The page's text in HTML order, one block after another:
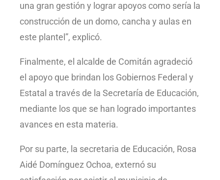
una gran gestión y lograr apoyos como sería la
construcción de un domo, cancha y aulas en
este plantel”, explicó.
Finalmente, el alcalde de Comitán agradeció
el apoyo que brindan los Gobiernos Federal y
Estatal a través de la Secretaría de Educación,
mediante los que se han logrado importantes
avances en esta materia.
Por su parte, la secretaria de Educación, Rosa
Aidé Domínguez Ochoa, externó su